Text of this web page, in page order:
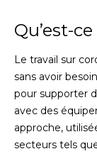
Qu’est-
Le travail sur
sans avoir
pour supporter
avec des
approche,
secteurs tels